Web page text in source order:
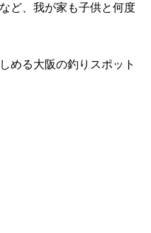
ど、我が家も子供と何度
める大阪の釣りスポット